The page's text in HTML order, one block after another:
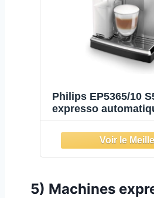
Philips EP5365/10
expresso
5) Machines